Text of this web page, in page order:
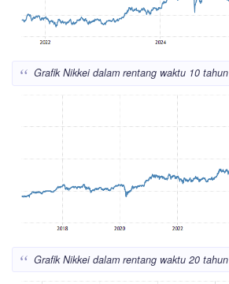
Grafik Nikkei dalam rentang waktu 10 tahun
Grafik Nikkei dalam rentang waktu 20 tahun